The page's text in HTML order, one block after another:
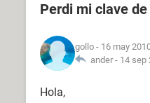
Perdi mi clave
gollo - 16 may
ander - 14 sep
Hola,